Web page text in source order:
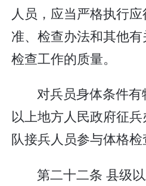
人员，应当严格执行
准、检查办法和其他
检查工作的质量。
对兵员身体条件
以上地方人民政府征
队接兵人员参与体格检
第二十二条 县级